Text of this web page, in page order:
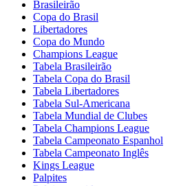
Brasileirão
Copa do Brasil
Libertadores
Copa do Mundo
Champions League
Tabela Brasileirão
Tabela Copa do Brasil
Tabela Libertadores
Tabela Sul-Americana
Tabela Mundial de Clubes
Tabela Champions League
Tabela Campeonato Espanhol
Tabela Campeonato Inglês
Kings League
Palpites